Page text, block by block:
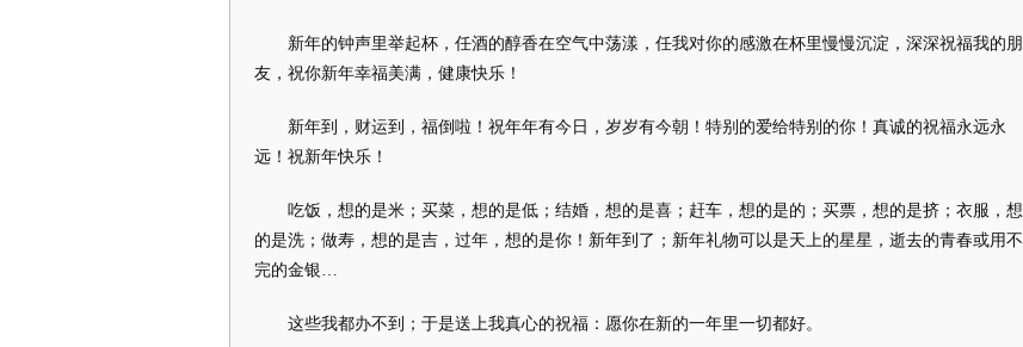
新年的钟声里举起杯，任酒的醇香在空气中荡漾，任我对你的感激在杯里慢慢沉淀，深深祝福我的朋
友，祝你新年幸福美满，健康快乐！
新年到，财运到，福倒啦！祝年年有今日，岁岁有今朝！特别的爱给特别的你！真诚的祝福永远永
远！祝新年快乐！
吃饭，想的是米；买菜，想的是低；结婚，想的是喜；赶车，想的是的；买票，想的是挤；衣服，想
的是洗；做寿，想的是吉，过年，想的是你！新年到了；新年礼物可以是天上的星星，逝去的青春或用不
完的金银…
这些我都办不到；于是送上我真心的祝福：愿你在新的一年里一切都好。